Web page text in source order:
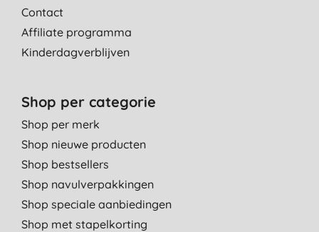
Contact
Affiliate programma
Kinderdagverblijven
Shop per categorie
Shop per merk
Shop nieuwe producten
Shop bestsellers
Shop navulverpakkingen
Shop speciale aanbiedingen
Shop met stapelkorting